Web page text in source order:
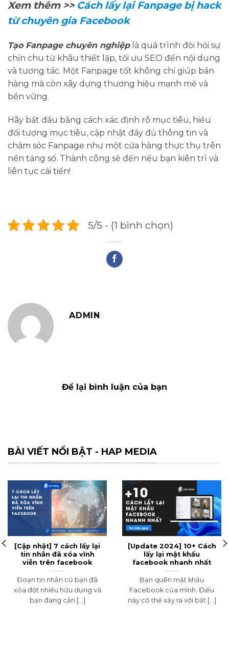
Xem thêm >> Cách lấy lại Fanpage bị hack
từ chuyên gia Facebook
Tạo Fanpage chuyên nghiệplà quá trình đòi hỏi sự
chỉn chu từ khâu thiết lập, tối ưu SEO đến nội dung
và tương tác. Một Fanpage tốt không chỉ giúp bán
hàng mà còn xây dựng thương hiệu mạnh mẽ và
bền vững.
Hãy bắt đầu bằng cách xác định rõ mục tiêu, hiểu
đối tượng mục tiêu, cập nhật đầy đủ thông tin và
chăm sóc Fanpage như một cửa hàng thực thụ trên
nền tảng số. Thành công sẽ đến nếu bạn kiên trì và
liên tục cải tiến!
5/5 - (1 bình chọn)
ADMIN
Để lại bình luận của bạn
BÀI VIẾT NỔI BẬT - HAP MEDIA
[Cập nhật] 7 cách lấy lại
tin nhắn đã xóa vĩnh
viễn trên facebook
Đoạn tin nhắn cũ bạn đã
xóa đột nhiều hữu dụng và
bạn đang cần [...]
[Update 2024] 10+ Cách
lấy lại mật khẩu
facebook nhanh nhất
Bạn quên mật khẩu
Facebook của mình. Điều
này có thể xảy ra với bất [...]